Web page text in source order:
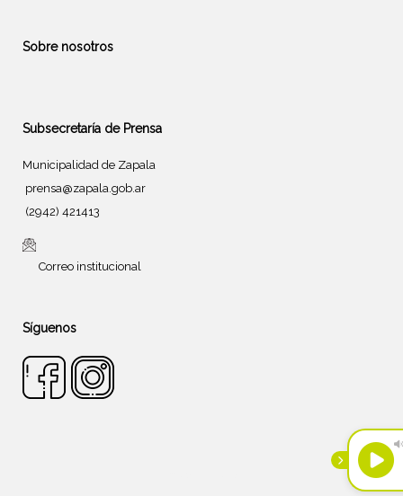
Sobre nosotros
Subsecretaría de Prensa
Municipalidad de Zapala
prensa@zapala.gob.ar
(2942) 421413
Correo institucional
Síguenos